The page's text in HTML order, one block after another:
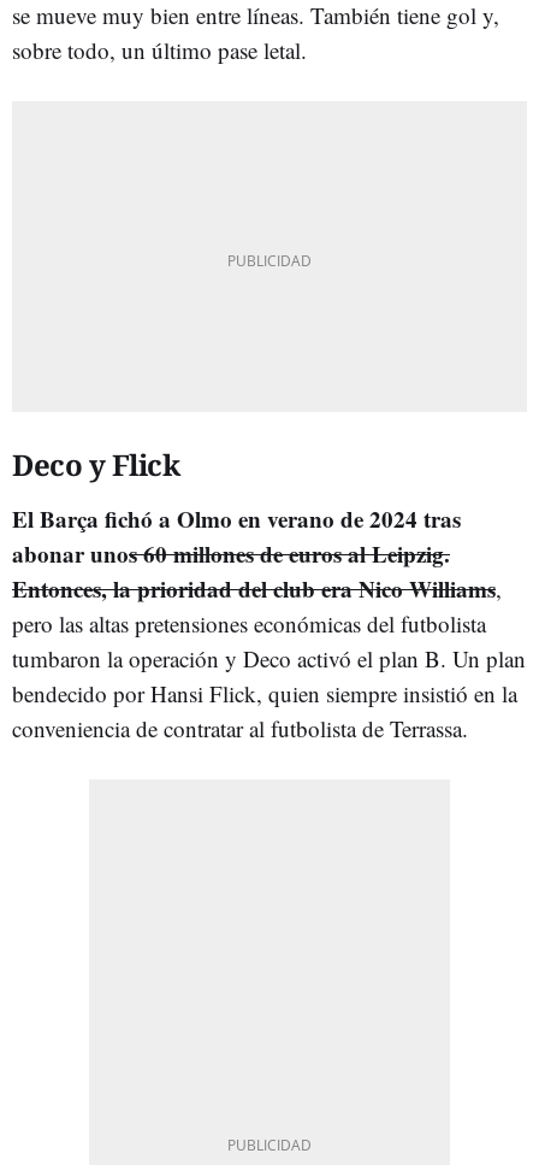
se mueve muy bien entre líneas. También tiene gol y,
sobre todo, un último pase letal.
Deco y Flick
El Barça fichó a Olmo en verano de 2024 tras
abonar unos 60 millones de euros al Leipzig.
Entonces, la prioridad del club era Nico Williams,
pero las altas pretensiones económicas del futbolista
tumbaron la operación y Deco activó el plan B. Un plan
bendecido por Hansi Flick, quien siempre insistió en la
conveniencia de contratar al futbolista de Terrassa.